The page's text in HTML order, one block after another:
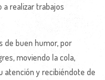
realizar trabajos
de buen humor, por
moviendo la cola,
atención y recibiéndote de